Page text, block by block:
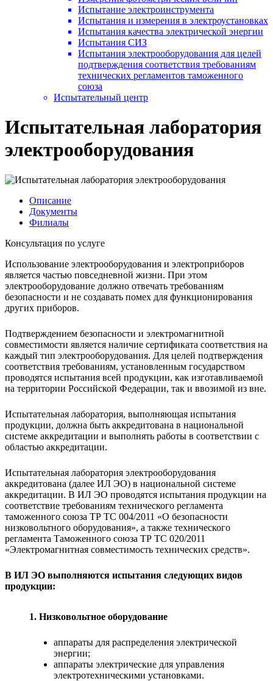
Испытание электроинструмента
Испытания и измерения в электроустановках
Испытания качества электрической энергии
Испытания СИЗ
Испытания электрооборудования для целей
подтверждения соответствия требованиям
технических регламентов таможенного
союза
Испытательный центр
Испытательная лаборатория
электрооборудования
Описание
Документы
Филиалы
Консультация по услуге
Использование электрооборудования и электроприборов
является частью повседневной жизни. При этом
электрооборудование должно отвечать требованиям
безопасности и не создавать помех для функционирования
других приборов.
Подтверждением безопасности и электромагнитной
совместимости является наличие сертификата соответствия на
каждый тип электрооборудования. Для целей подтверждения
соответствия требованиям, установленным государством
проводятся испытания всей продукции, как изготавливаемой
на территории Российской Федерации, так и ввозимой из вне.
Испытательная лаборатория, выполняющая испытания
продукции, должна быть аккредитована в национальной
системе аккредитации и выполнять работы в соответствии с
областью аккредитации.
Испытательная лаборатория электрооборудования
аккредитована (далее ИЛ ЭО) в национальной системе
аккредитации. В ИЛ ЭО проводятся испытания продукции на
соответствие требованиям технического регламента
таможенного союза ТР ТС 004/2011 «О безопасности
низковольтного оборудования», а также технического
регламента Таможенного союза ТР ТС 020/2011
«Электромагнитная совместимость технических средств».
В ИЛ ЭО выполняются испытания следующих видов
продукции:
1. Низковольтное оборудование
аппараты для распределения электрической
энергии;
аппараты электрические для управления
электротехническими установками.